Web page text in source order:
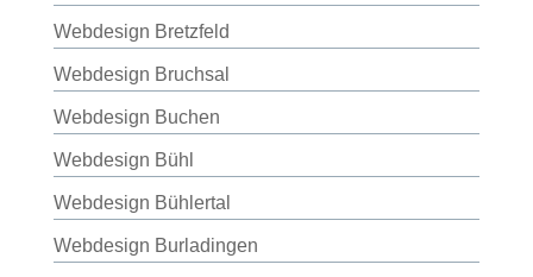
Webdesign Bretzfeld
Webdesign Bruchsal
Webdesign Buchen
Webdesign Bühl
Webdesign Bühlertal
Webdesign Burladingen